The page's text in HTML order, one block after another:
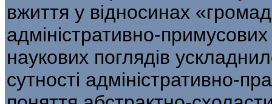
вжиття у відносинах
адміністративно-
наукових поглядів
сутності адміністративно-